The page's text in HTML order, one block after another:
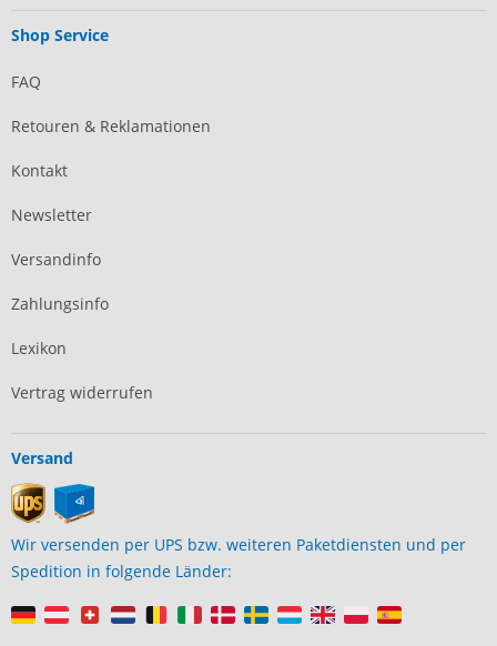
Shop Service
FAQ
Retouren & Reklamationen
Kontakt
Newsletter
Versandinfo
Zahlungsinfo
Lexikon
Vertrag widerrufen
Versand
Wir versenden per UPS bzw. weiteren Paketdiensten und per
Spedition in folgende Länder: